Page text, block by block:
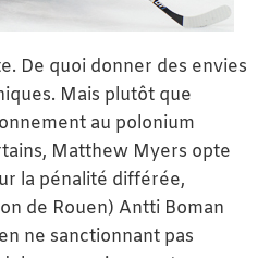
De quoi donner des envies
Mais plutôt que
au polonium
Matthew Myers opte
la pénalité différée,
de Rouen) Antti Boman
ne sanctionnant pas